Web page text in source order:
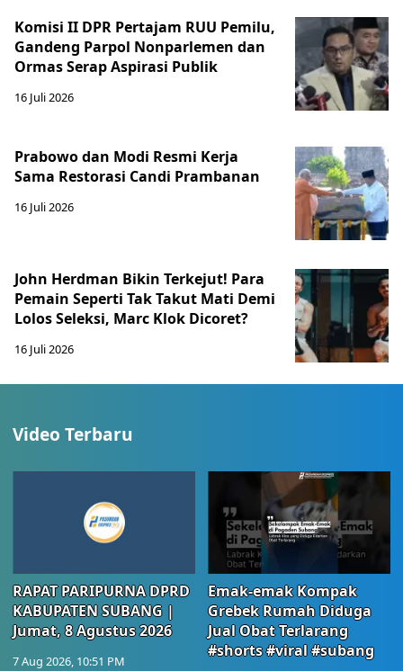
Komisi II DPR Pertajam RUU Pemilu,
Gandeng Parpol Nonparlemen dan
Ormas Serap Aspirasi Publik
16 Juli 2026
Prabowo dan Modi Resmi Kerja
Sama Restorasi Candi Prambanan
16 Juli 2026
John Herdman Bikin Terkejut! Para
Pemain Seperti Tak Takut Mati Demi
Lolos Seleksi, Marc Klok Dicoret?
16 Juli 2026
Video Terbaru
RAPAT PARIPURNA DPRD
KABUPATEN SUBANG |
Jumat, 8 Agustus 2026
7 Aug 2026, 10:51 PM
Emak-emak Kompak
Grebek Rumah Diduga
Jual Obat Terlarang
#shorts #viral #subang